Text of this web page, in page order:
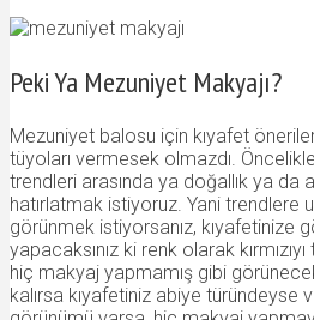
Peki Ya Mezuniyet Makyajı?
Mezuniyet balosu için kıyafet
tüyoları vermesek olmazdı.
trendleri arasında ya doğallık ya da
hatırlatmak istiyoruz. Yani trendlere
görünmek istiyorsanız, kıyafetinize
yapacaksınız ki renk olarak
hiç makyaj yapmamış gibi
kalırsa kıyafetiniz abiye türündeyse